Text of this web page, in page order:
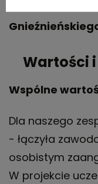
— Członkowie
Wartości
Wspólne
Dla naszego
- łączyła
osobistym
W projekcie